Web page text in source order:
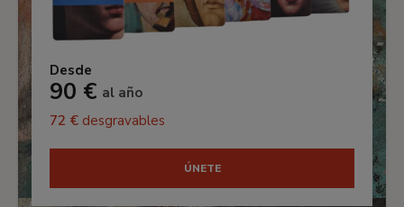
Desde
90 € al año
72 € desgravables
ÚNETE